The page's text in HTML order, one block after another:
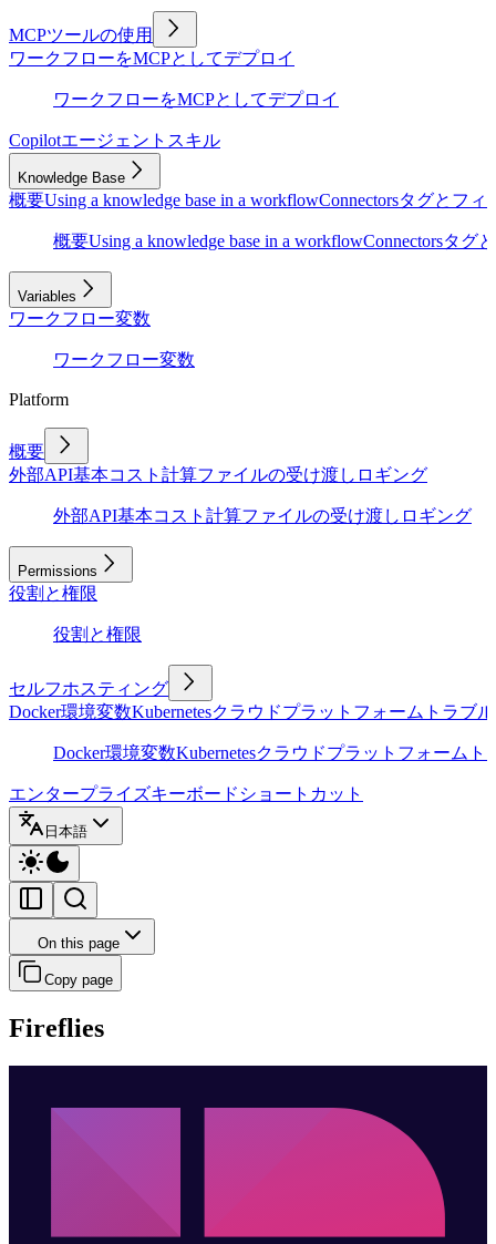
MCPツールの使用
ワークフローをMCPとしてデプロイ
ワークフローをMCPとしてデプロイ
Copilotエージェントスキル
Knowledge Base
概要Using a knowledge base in a workflowConnectorsタグとフィ
概要Using a knowledge base in a workflowConnectorsタグ
Variables
ワークフロー変数
ワークフロー変数
Platform
概要
外部API基本コスト計算ファイルの受け渡し ロギング
外部API基本コスト計算ファイルの受け渡し ロギング
Permissions
役割と権限
役割と権限
セルフホスティング
Docker環境変数Kubernetesクラウドプラットフォーム トラブ
Docker環境変数Kubernetesクラウドプラットフォーム ト
エンタープライズキーボードショートカット
日本語
On this page
Copy page
Fireflies